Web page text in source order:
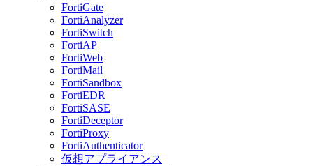
FortiGate
FortiAnalyzer
FortiSwitch
FortiAP
FortiWeb
FortiMail
FortiSandbox
FortiEDR
FortiSASE
FortiDeceptor
FortiProxy
FortiAuthenticator
仮想アプライアンス